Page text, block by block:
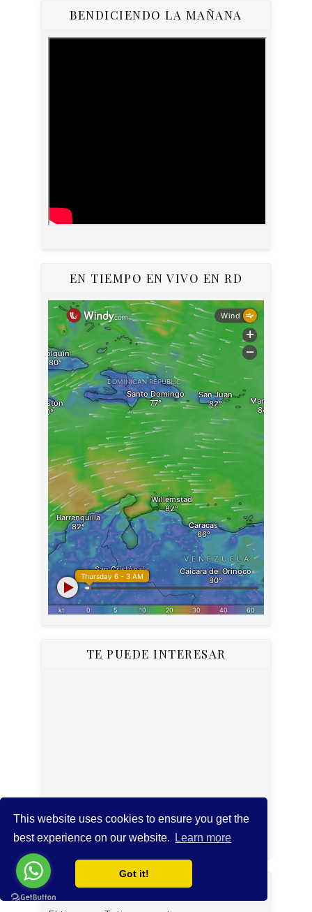
This website uses cookies to ensure you get the
best experience on our website.
Learn more
Got it!
BENDICIENDO LA MAÑANA
EN TIEMPO EN VIVO EN RD
TE PUEDE INTERESAR
EL TIEMPO EN BARAHONA